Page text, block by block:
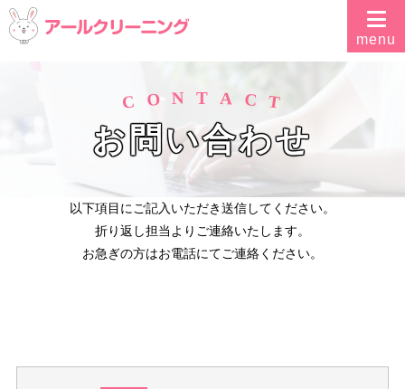
C O N T A C T
お問い合わせ
以下項目にご記入いただき送信してください。
折り返し担当よりご連絡いたします。
お急ぎの方はお電話にてご連絡ください。